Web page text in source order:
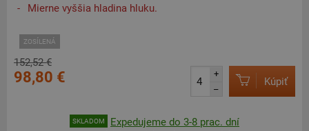
Mierne vyššia hladina hluku.
ZOSÍLENÁ
152,52 €
98,80 €
+
–
Kúpiť
SKLADOM Expedujeme do 3-8 prac. dní